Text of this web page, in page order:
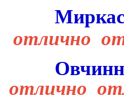
отлично
отлично